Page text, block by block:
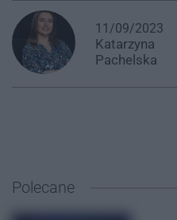
11/09/2023
Katarzyna
Pachelska
Polecane